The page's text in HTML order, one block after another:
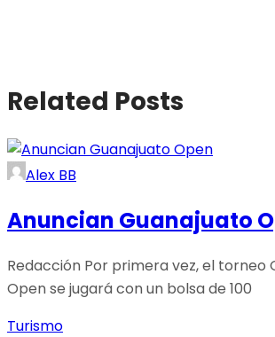
Related Posts
Alex BB
Anuncian Guanajuato
Redacción Por primera vez, el torneo
Open se jugará con un bolsa de 100
Turismo